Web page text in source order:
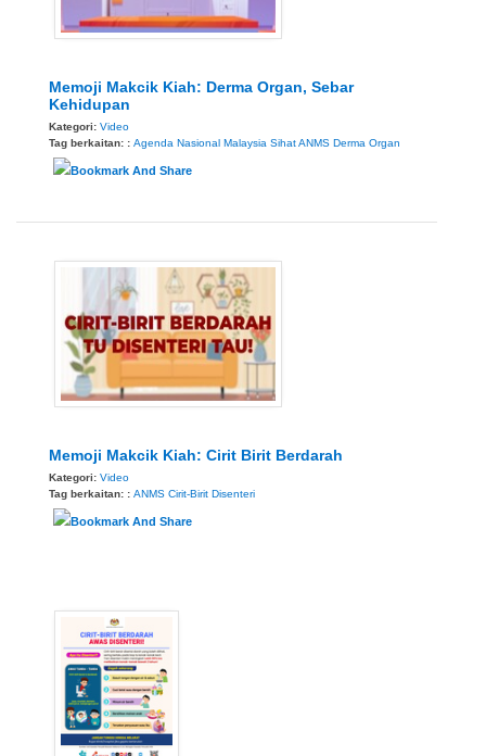
Memoji Makcik Kiah: Derma Organ, Sebar
Kehidupan
Kategori: Video
Tag berkaitan: : Agenda Nasional Malaysia SihatANMS Derma Organ
Memoji Makcik Kiah: Cirit Birit Berdarah
Kategori: Video
Tag berkaitan: : ANMS Cirit-Birit Disenteri